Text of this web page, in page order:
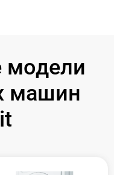
модели
машин